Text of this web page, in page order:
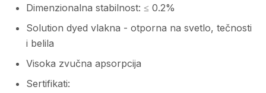
Dimenzionalna stabilnost: ≤ 0.2%
Solution dyed vlakna - otporna na svetlo, tečnosti
i belila
Visoka zvučna apsorpcija
Sertifikati: